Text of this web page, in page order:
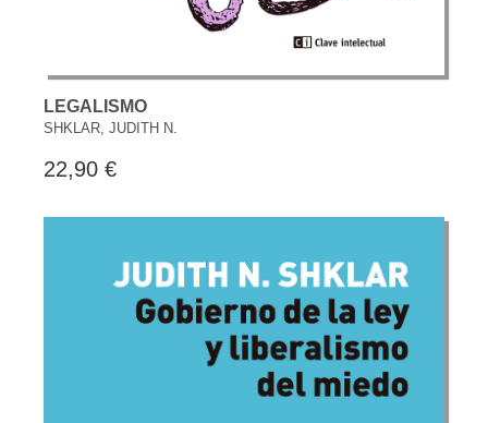
LEGALISMO
SHKLAR, JUDITH N.
22,90 €